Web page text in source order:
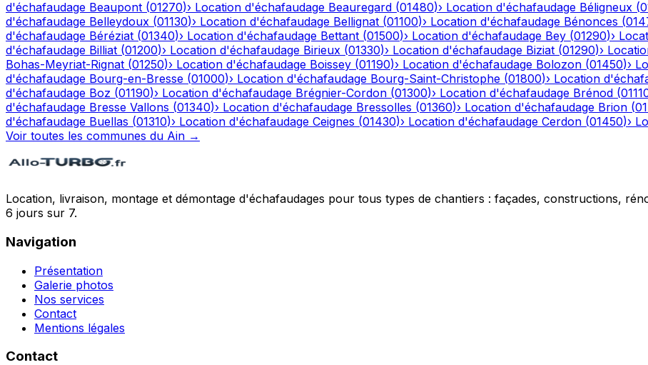
d'échafaudage Beaupont (01270)› Location d'échafaudage Beauregard (01480)› Location d'échafaudage Béligneux (
d'échafaudage Belleydoux (01130)› Location d'échafaudage Bellignat (01100)› Location d'échafaudage Bénonces (
d'échafaudage Béréziat (01340)› Location d'échafaudage Bettant (01500)› Location d'échafaudage Bey (01290)›
d'échafaudage Billiat (01200)› Location d'échafaudage Birieux (01330)› Location d'échafaudage Biziat (01290)›
Bohas-Meyriat-Rignat (01250)› Location d'échafaudage Boissey (01190)› Location d'échafaudage Bolozon (01450)›
d'échafaudage Bourg-en-Bresse (01000)› Location d'échafaudage Bourg-Saint-Christophe (01800)› Location
d'échafaudage Boz (01190)› Location d'échafaudage Brégnier-Cordon (01300)› Location d'échafaudage Brénod (
d'échafaudage Bresse Vallons (01340)› Location d'échafaudage Bressolles (01360)› Location d'échafaudage Brion (
d'échafaudage Buellas (01310)› Location d'échafaudage Ceignes (01430)› Location d'échafaudage Cerdon (01450)›
Voir toutes les communes du Ain →
Location, livraison, montage et démontage d'échafaudages pour tous types de chantiers : façades, constructions,
6 jours sur 7.
Navigation
Présentation
Galerie photos
Nos services
Contact
Mentions légales
Contact